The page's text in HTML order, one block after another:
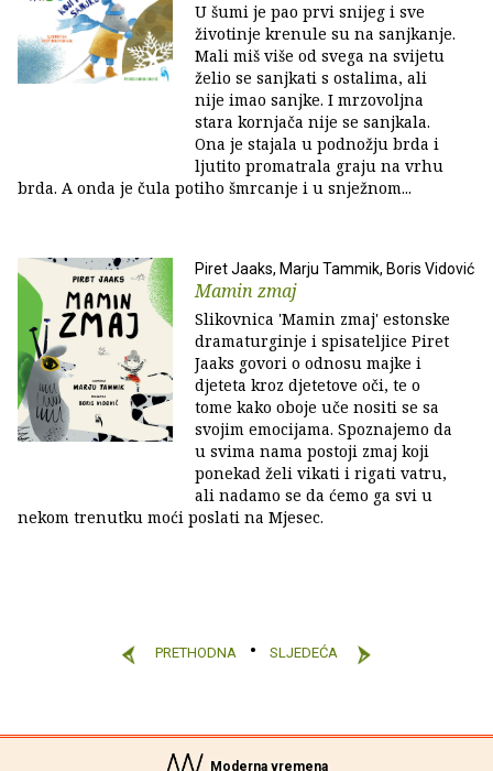
U šumi je pao prvi snijeg i sve
životinje krenule su na sanjkanje.
Mali miš više od svega na svijetu
želio se sanjkati s ostalima, ali
nije imao sanjke. I mrzovoljna
stara kornjača nije se sanjkala.
Ona je stajala u podnožju brda i
ljutito promatrala graju na vrhu
brda. A onda je čula potiho šmrcanje i u snježnom...
Piret Jaaks, Marju Tammik, Boris Vidović
Mamin zmaj
Slikovnica 'Mamin zmaj' estonske
dramaturginje i spisateljice Piret
Jaaks govori o odnosu majke i
djeteta kroz djetetove oči, te o
tome kako oboje uče nositi se sa
svojim emocijama. Spoznajemo da
u svima nama postoji zmaj koji
ponekad želi vikati i rigati vatru,
ali nadamo se da ćemo ga svi u
nekom trenutku moći poslati na Mjesec.
PRETHODNA SLJEDEĆA
Moderna vremena